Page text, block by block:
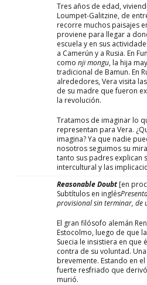
Tres años de edad,
Loumpet-Galitzine, de
recorre muchos paisajes
proviene para llegar a
escuela y en sus
a Camerún y a Rusia. En
como nji mongu, la hija
tradicional de Bamun. En
alrededores, Vera visita
de su madre que fueron
la revolución.
Tratamos de imaginar lo
representan para Vera.
imagina? Ya que nadie
nosotros seguimos su
tanto sus padres explican
intercultural y las
Reasonable Doubt[en
Subtítulos en inglés
provisional sin terminar, de
El gran filósofo alemán
Estocolmo, luego de que
Suecia le insistiera en que
contra de su voluntad.
brevemente. Estando en
fuerte resfriado que
murió.